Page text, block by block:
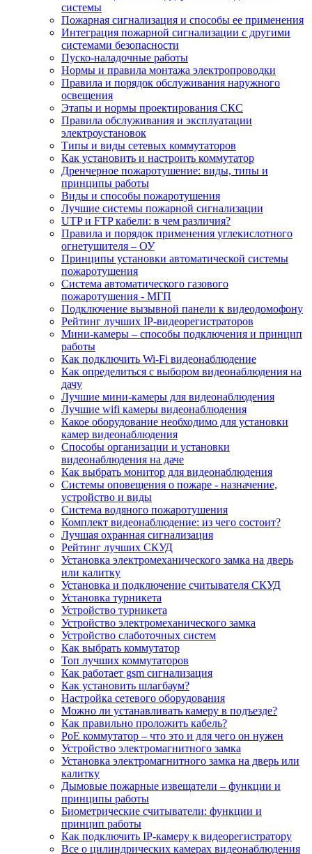
системы
Пожарная сигнализация и способы ее применения
Интеграция пожарной сигнализации с другими
системами безопасности
Пуско-наладочные работы
Нормы и правила монтажа электропроводки
Правила и порядок обслуживания наружного
освещения
Этапы и нормы проектирования СКС
Правила обслуживания и эксплуатации
электроустановок
Типы и виды сетевых коммутаторов
Как установить и настроить коммутатор
Дренчерное пожаротушение: виды, типы и
принципы работы
Виды и способы пожаротушения
Лучшие системы пожарной сигнализации
UTP и FTP кабели: в чем различия?
Правила и порядок применения углекислотного
огнетушителя – ОУ
Принципы установки автоматической системы
пожаротушения
Система автоматического газового
пожаротушения - МГП
Подключение вызывной панели к видеодомофону
Рейтинг лучших IP-видеорегистраторов
Мини-камеры – способы подключения и принцип
работы
Как подключить Wi-Fi видеонаблюдение
Как определиться с выбором видеонаблюдения на
дачу
Лучшие мини-камеры для видеонаблюдения
Лучшие wifi камеры видеонаблюдения
Какое оборудование необходимо для установки
камер видеонаблюдения
Способы организации и установки
видеонаблюдения на даче
Как выбрать монитор для видеонаблюдения
Системы оповещения о пожаре - назначение,
устройство и виды
Система водяного пожаротушения
Комплект видеонаблюдение: из чего состоит?
Лучшая охранная сигнализация
Рейтинг лучших СКУД
Установка электромеханического замка на дверь
или калитку
Установка и подключение считывателя СКУД
Установка турникета
Устройство турникета
Устройство электромеханического замка
Устройство слаботочных систем
Как выбрать коммутатор
Топ лучших коммутаторов
Как работает gsm сигнализация
Как установить шлагбаум?
Настройка сетевого оборудования
Можно ли устанавливать камеру в подъезде?
Как правильно проложить кабель?
PoE коммутатор – что это и для чего он нужен
Устройство электромагнитного замка
Установка электромагнитного замка на дверь или
калитку
Дымовые пожарные извещатели – функции и
принципы работы
Биометрические считыватели: функции и
принцип работы
Как подключить IP-камеру к видеорегистратору
Все о цилиндрических камерах видеонаблюдения